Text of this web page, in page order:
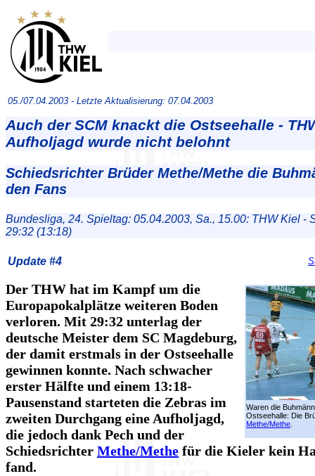
05./07.04.2003 - Letzte Aktualisierung: 07.04.2003
Auch der SCM knackt die Ostseehalle -
Aufholjagd wurde nicht belohnt
Schiedsrichter Brüder Methe/Methe die
den Fans
Bundesliga, 24. Spieltag: 05.04.2003, Sa., 15.00: THW Kiel -
29:32 (13:18)
Update #4
Waren die
Ostseehalle: Die
Methe/Methe
Der THW hat im Kampf um die
Europapokalplätze weiteren Boden
verloren. Mit 29:32 unterlag der
deutsche Meister dem SC Magdeburg,
der damit erstmals in der Ostseehalle
gewinnen konnte. Nach schwacher
erster Hälfte und einem 13:18-
Pausenstand starteten die Zebras im
zweiten Durchgang eine Aufholjagd,
die jedoch dank Pech und der
Schiedsrichter Methe/Methe für die Kieler kein
fand.